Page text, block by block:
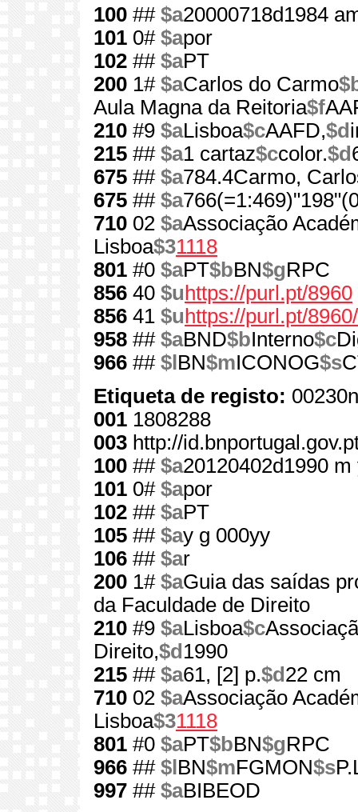
100 ## $a20000718d1984
101 0# $apor
102 ## $aPT
200 1# $aCarlos do Carmo
Aula Magna da Reitoria$f
210 #9 $aLisboa$cAAFD,$d
215 ## $a1 cartaz$ccolor.$d
675 ## $a784.4Carmo,
675 ## $a
710 02 $aAssociação
Lisboa$31118
801 #0 $aPT$bBN$gRPC
856 40 $u https://purl.pt/8960
856 41 $u https://purl.pt/
958 ## $aBND$bInterno$c
966 ## $l BN$mICONOG$s
Etiqueta de registo:
001 1808288
003 http://
100 ## $a20120402d1990
101 0# $apor
102 ## $aPT
105 ## $ay g 000yy
106 ## $ar
200 1# $aGuia das saídas
da Faculdade de Direito
210 #9 $aLisboa$c
Direito,$d 1990
215 ## $a61, [2] p.$d 22 cm
710 02 $aAssociação
Lisboa$31118
801 #0 $aPT$bBN$gRPC
966 ## $l BN$mFGMON$s
997 ## $aBIBEOD